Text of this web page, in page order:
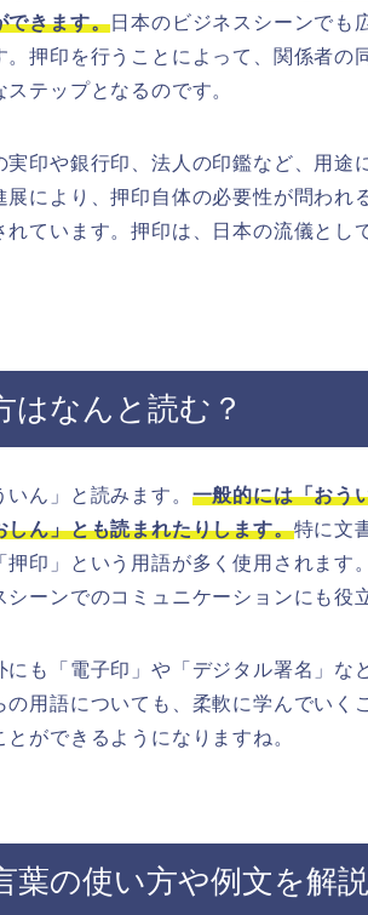
できます。日本のビジネスシーンでも
押印を行うことによって、関係者の
テップとなるのです。
印や銀行印、法人の印鑑など、用途
により、押印自体の必要性が問われ
ています。押印は、日本の流儀とし
はなんと読む？
ん」と読みます。 一般的には「おう
ん」とも読まれたりします。特に文
印」という用語が多く使用されます
ーンでのコミュニケーションにも役
も「電子印」や「デジタル署名」な
用語についても、柔軟に学んでいく
ができるようになりますね。
葉の使い方や例文を解説